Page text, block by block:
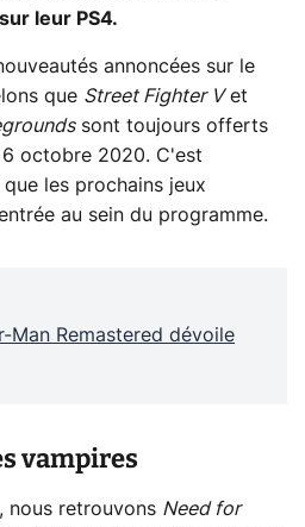
leur PS4.
annoncées sur le
que Street Fighter Vet
sont toujours offerts
octobre 2020. C'est
les prochains jeux
au sein du programme.
Man Remastered dévoile
vampires
nous retrouvons Need for